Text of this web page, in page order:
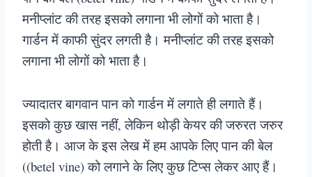
मनीप्लांट की तरह इसको लगाना भी लोगों को भाता है।
गार्डन में काफी सुंदर लगती है। मनीप्लांट की तरह इसको
लगाना भी लोगों को भाता है।
ज्यादातर बागवान पान को गार्डन में लगाते ही लगाते हैं।
इसको कुछ खास नहीं, लेकिन थोड़ी केयर की जरुरत जरुर
होती है। आज के इस लेख में हम आपके लिए पान की बेल
((betel vine) को लगाने के लिए कुछ टिप्स लेकर आए हैं।